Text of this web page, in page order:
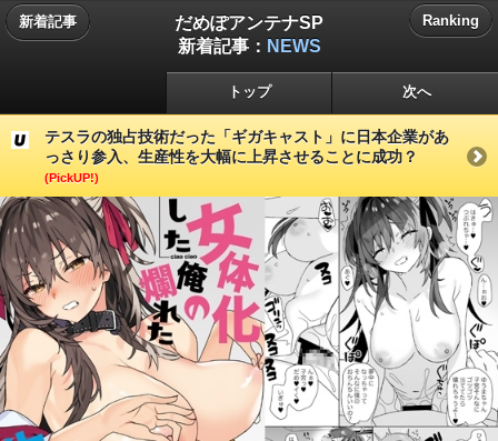
新着記事
だめぽアンテナSP
新着記事： NEWS
Ranking
トップ 次へ
テスラの独占技術だった「ギガキャスト」に日本企業があ
っさり参入、生産性を大幅に上昇させることに成功？
(PickUP!)